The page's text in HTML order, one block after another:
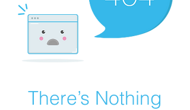
There’s Nothing